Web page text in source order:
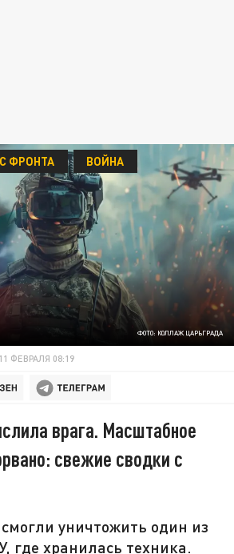
ФОТО: КОЛЛАЖ ЦАРЬГРАДА
ФРОНТА ВОЙНА
11 ФЕВРАЛЯ 08:19
врага. Масштабное
свежие сводки с
уничтожить один из
где хранилась техника.